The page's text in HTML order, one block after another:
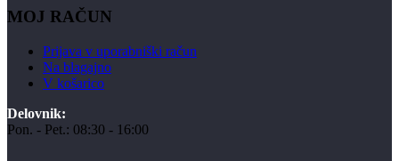
MOJ RAČUN
Prijava v uporabniški račun
Na blagajno
V košarico
Delovnik:
Pon. - Pet.: 08:30 - 16:00